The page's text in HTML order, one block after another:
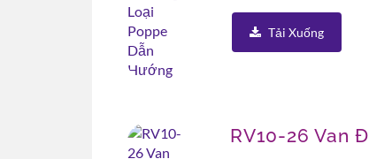
Tải Xuống
RV10-26 Van